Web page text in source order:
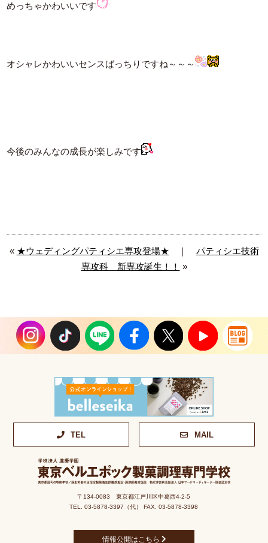
めっちゃかわいいです
オシャレかわいいセンスばっちりですね～～～
今後のみんなの成長が楽しみです
« ★ウェディングパティシエ専攻登場★
パティシエ技術
専攻科 新専攻誕生！！
»
TEL MAIL
〒134-0083 東京都江戸川区中葛西4-2-5
TEL. 03-5878-3397（代） FAX. 03-5878-3398
情報公開はこちら